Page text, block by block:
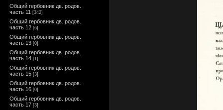
Общий гербовник дв. родов.
часть 11 [342]
Общий гербовник дв. родов.
часть 12 [6]
Общий гербовник дв. родов.
часть 13 [0]
Общий гербовник дв. родов.
часть 14 [1]
Общий гербовник дв. родов.
часть 15 [3]
Общий гербовник дв. родов.
часть 16 [0]
Общий гербовник дв. родов.
часть 17 [3]